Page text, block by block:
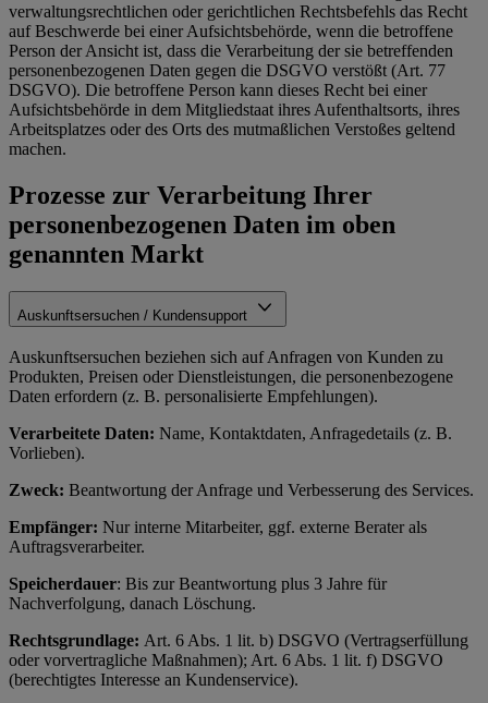
verwaltungsrechtlichen oder gerichtlichen Rechtsbefehls das Recht
auf Beschwerde bei einer Aufsichtsbehörde, wenn die betroffene
Person der Ansicht ist, dass die Verarbeitung der sie betreffenden
personenbezogenen Daten gegen die DSGVO verstößt (Art. 77
DSGVO). Die betroffene Person kann dieses Recht bei einer
Aufsichtsbehörde in dem Mitgliedstaat ihres Aufenthaltsorts, ihres
Arbeitsplatzes oder des Orts des mutmaßlichen Verstoßes geltend
machen.
Prozesse zur Verarbeitung Ihrer
personenbezogenen Daten im oben
genannten Markt
Auskunftsersuchen / Kundensupport
Auskunftsersuchen beziehen sich auf Anfragen von Kunden zu
Produkten, Preisen oder Dienstleistungen, die personenbezogene
Daten erfordern (z. B. personalisierte Empfehlungen).
Verarbeitete Daten: Name, Kontaktdaten, Anfragedetails (z. B.
Vorlieben).
Zweck: Beantwortung der Anfrage und Verbesserung des Services.
Empfänger: Nur interne Mitarbeiter, ggf. externe Berater als
Auftragsverarbeiter.
Speicherdauer: Bis zur Beantwortung plus 3 Jahre für
Nachverfolgung, danach Löschung.
Rechtsgrundlage: Art. 6 Abs. 1 lit. b) DSGVO (Vertragserfüllung
oder vorvertragliche Maßnahmen); Art. 6 Abs. 1 lit. f) DSGVO
(berechtigtes Interesse an Kundenservice).